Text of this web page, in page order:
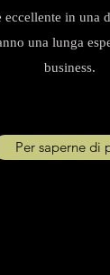
eccellente in
una lunga
business.
Per saperne di